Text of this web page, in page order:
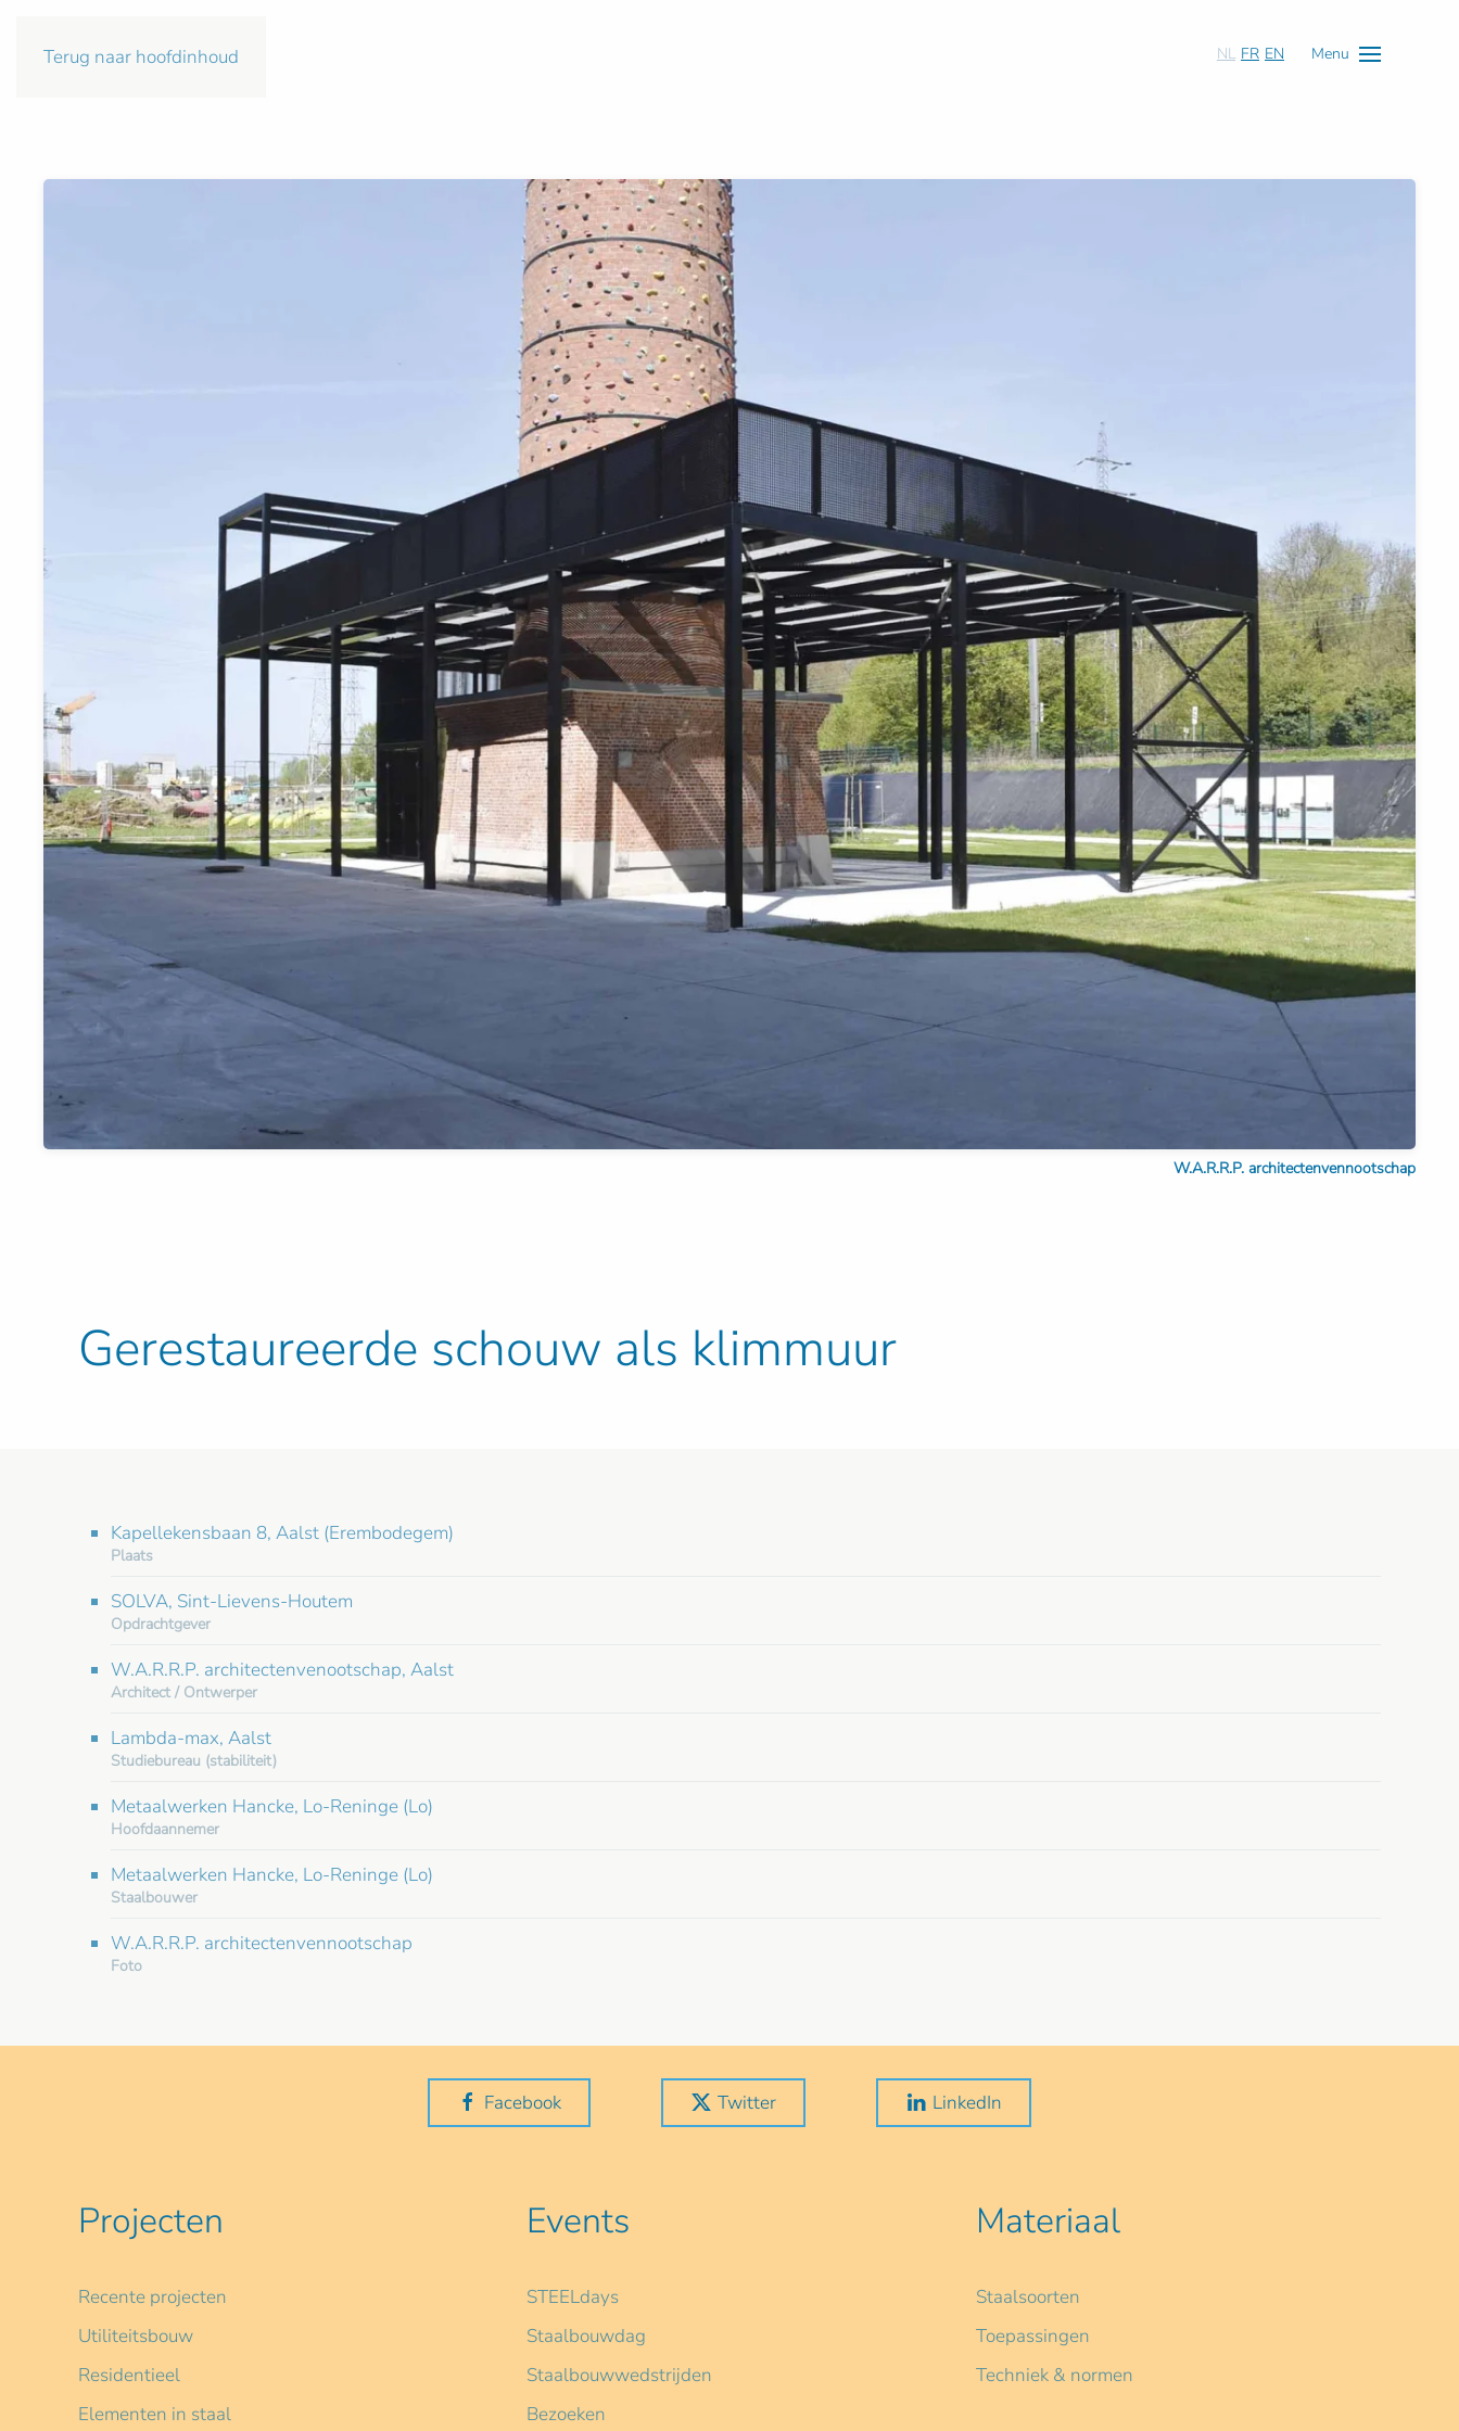
Terug naar hoofdinhoud NL FR EN Menu
W.A.R.R.P. architectenvennootschap
Gerestaureerde schouw als klimmuur
Kapellekensbaan 8, Aalst (Erembodegem)
Plaats
SOLVA, Sint-Lievens-Houtem
Opdrachtgever
W.A.R.R.P. architectenvenootschap, Aalst
Architect / Ontwerper
Lambda-max, Aalst
Studiebureau (stabiliteit)
Metaalwerken Hancke, Lo-Reninge (Lo)
Hoofdaannemer
Metaalwerken Hancke, Lo-Reninge (Lo)
Staalbouwer
W.A.R.R.P. architectenvennootschap
Foto
Facebook Twitter LinkedIn
Projecten
Recente projecten
Utiliteitsbouw
Residentieel
Elementen in staal
Events
STEELdays
Staalbouwdag
Staalbouwwedstrijden
Bezoeken
Materiaal
Staalsoorten
Toepassingen
Techniek & normen